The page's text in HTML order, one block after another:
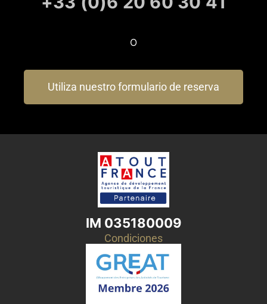
O
Utiliza nuestro formulario de reserva
IM 035180009
Condiciones